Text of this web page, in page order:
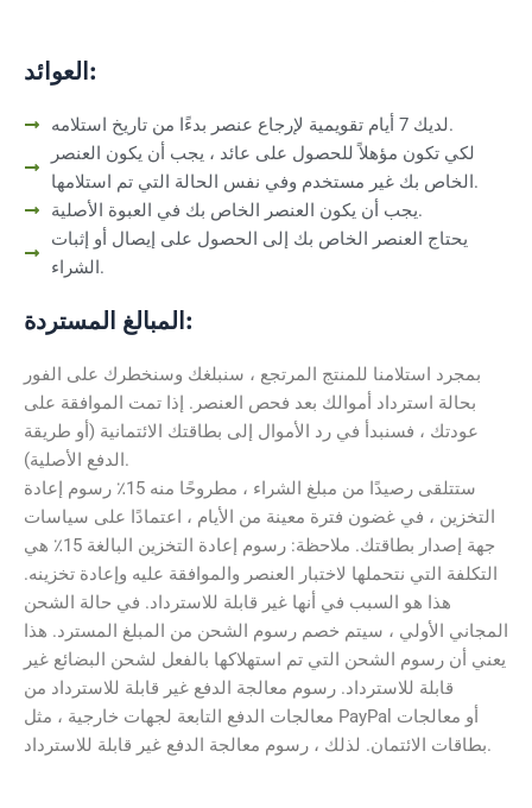
العوائد:
لديك 7 أيام تقويمية لإرجاع عنصر بدءًا من تاريخ استلامه.
لكي تكون مؤهلاً للحصول على عائد ، يجب أن يكون العنصر
الخاص بك غير مستخدم وفي نفس الحالة التي تم استلامها.
يجب أن يكون العنصر الخاص بك في العبوة الأصلية.
يحتاج العنصر الخاص بك إلى الحصول على إيصال أو إثبات
الشراء.
المبالغ المستردة:
بمجرد استلامنا للمنتج المرتجع ، سنبلغك وسنخطرك على الفور
بحالة استرداد أموالك بعد فحص العنصر. إذا تمت الموافقة على
عودتك ، فسنبدأ في رد الأموال إلى بطاقتك الائتمانية (أو طريقة
الدفع الأصلية).
ستتلقى رصيدًا من مبلغ الشراء ، مطروحًا منه 15٪ رسوم إعادة
التخزين ، في غضون فترة معينة من الأيام ، اعتمادًا على سياسات
جهة إصدار بطاقتك. ملاحظة: رسوم إعادة التخزين البالغة 15٪ هي
التكلفة التي نتحملها لاختبار العنصر والموافقة عليه وإعادة تخزينه.
هذا هو السبب في أنها غير قابلة للاسترداد. في حالة الشحن
المجاني الأولي ، سيتم خصم رسوم الشحن من المبلغ المسترد. هذا
يعني أن رسوم الشحن التي تم استهلاكها بالفعل لشحن البضائع غير
قابلة للاسترداد. رسوم معالجة الدفع غير قابلة للاسترداد من
معالجات الدفع التابعة لجهات خارجية ، مثل PayPal أو معالجات
بطاقات الائتمان. لذلك ، رسوم معالجة الدفع غير قابلة للاسترداد.